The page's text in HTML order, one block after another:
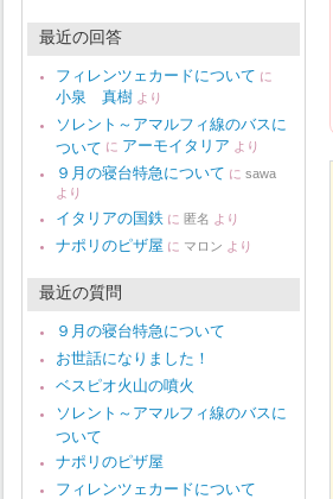
最近の回答
フィレンツェカードについて に
小泉 真樹 より
ソレント～アマルフィ線のバスに
ついて に アーモイタリア より
９月の寝台特急について に sawa
より
イタリアの国鉄 に 匿名 より
ナポリのピザ屋 に マロン より
最近の質問
９月の寝台特急について
お世話になりました！
ベスピオ火山の噴火
ソレント～アマルフィ線のバスに
ついて
ナポリのピザ屋
フィレンツェカードについて